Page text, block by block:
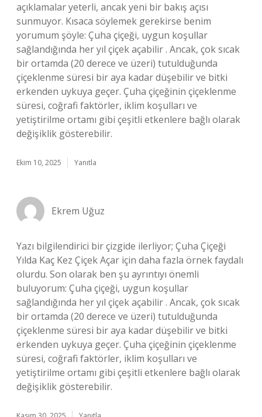
açıklamalar yeterli, ancak yeni bir bakış açısı
sunmuyor. Kısaca söylemek gerekirse benim
yorumum şöyle: Çuha çiçeği, uygun koşullar
sağlandığında her yıl çiçek açabilir . Ancak, çok sıcak
bir ortamda (20 derece ve üzeri) tutulduğunda
çiçeklenme süresi bir aya kadar düşebilir ve bitki
erkenden uykuya geçer. Çuha çiçeğinin çiçeklenme
süresi, coğrafi faktörler, iklim koşulları ve
yetiştirilme ortamı gibi çeşitli etkenlere bağlı olarak
değişiklik gösterebilir.
Ekim 10, 2025 Yanıtla
Ekrem Uğuz
Yazı bilgilendirici bir çizgide ilerliyor; Çuha Çiçeği
Yılda Kaç Kez Çiçek Açar için daha fazla örnek faydalı
olurdu. Son olarak ben şu ayrıntıyı önemli
buluyorum: Çuha çiçeği, uygun koşullar
sağlandığında her yıl çiçek açabilir . Ancak, çok sıcak
bir ortamda (20 derece ve üzeri) tutulduğunda
çiçeklenme süresi bir aya kadar düşebilir ve bitki
erkenden uykuya geçer. Çuha çiçeğinin çiçeklenme
süresi, coğrafi faktörler, iklim koşulları ve
yetiştirilme ortamı gibi çeşitli etkenlere bağlı olarak
değişiklik gösterebilir.